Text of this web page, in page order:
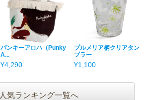
パンキーアロハ（Punky
A...
¥4,290
プルメリア柄クリアタン
ブラー
¥1,100
人気ランキング一覧へ